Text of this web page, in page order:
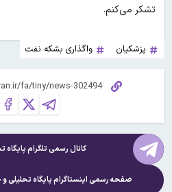
تشکر می‌کنم.
پزشکیان واگذاری بشکه نفت
کانال رسمی تلگرام
صفحه رسمی اینستاگرام پایگاه تحلیلی